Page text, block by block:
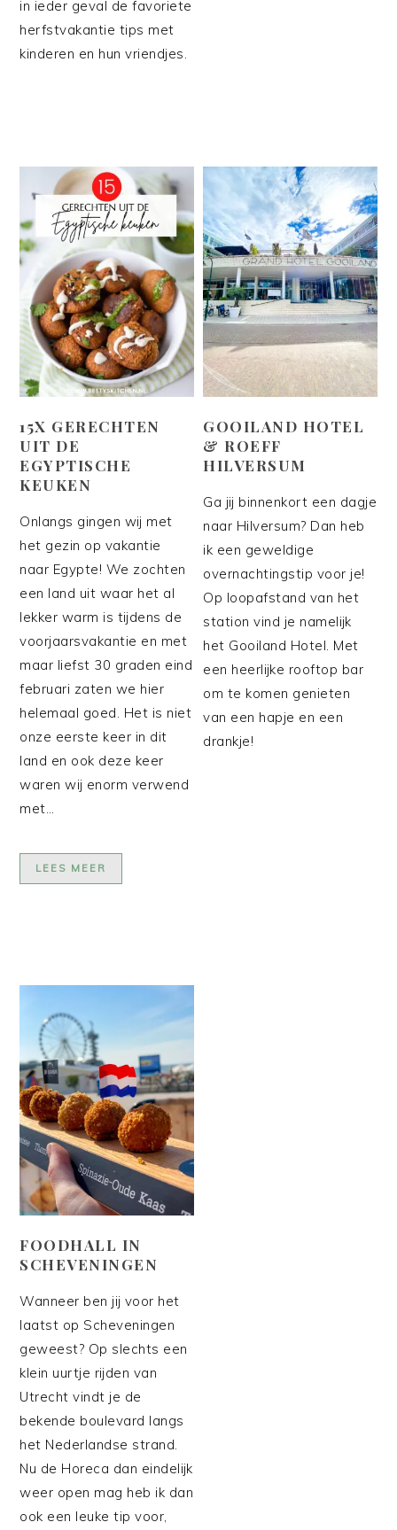
in ieder geval de favoriete
herfstvakantie tips met
kinderen en hun vriendjes.
15X GERECHTEN
UIT DE
EGYPTISCHE
KEUKEN
Onlangs gingen wij met
het gezin op vakantie
naar Egypte! We zochten
een land uit waar het al
lekker warm is tijdens de
voorjaarsvakantie en met
maar liefst 30 graden eind
februari zaten we hier
helemaal goed. Het is niet
onze eerste keer in dit
land en ook deze keer
waren wij enorm verwend
met…
LEES MEER
GOOILAND HOTEL
& ROEFF
HILVERSUM
Ga jij binnenkort een dagje
naar Hilversum? Dan heb
ik een geweldige
overnachtingstip voor je!
Op loopafstand van het
station vind je namelijk
het Gooiland Hotel. Met
een heerlijke rooftop bar
om te komen genieten
van een hapje en een
drankje!
FOODHALL IN
SCHEVENINGEN
Wanneer ben jij voor het
laatst op Scheveningen
geweest? Op slechts een
klein uurtje rijden van
Utrecht vindt je de
bekende boulevard langs
het Nederlandse strand.
Nu de Horeca dan eindelijk
weer open mag heb ik dan
ook een leuke tip voor,